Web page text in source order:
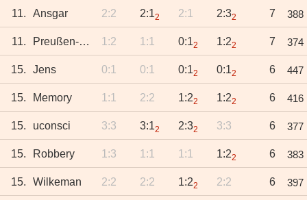
11. Ansgar 2:2 2:12 2:1 2:32 7 388
11. Preußen-Svenne 1:2 1:1 0:12 1:22 7 374
15. Jens 0:1 0:1 0:12 0:12 6 447
15. Memory 1:1 2:2 1:22 1:22 6 416
15. uconsci 3:3 3:12 2:32 3:3 6 377
15. Robbery 1:3 1:1 1:1 1:22 6 383
15. Wilkeman 2:2 2:2 1:22 2:2 6 397